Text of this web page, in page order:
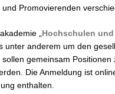
Promovierenden
„ Hochschulen
unter anderem um den
gemeinsam Positionen
Die Anmeldung ist
enthalten.